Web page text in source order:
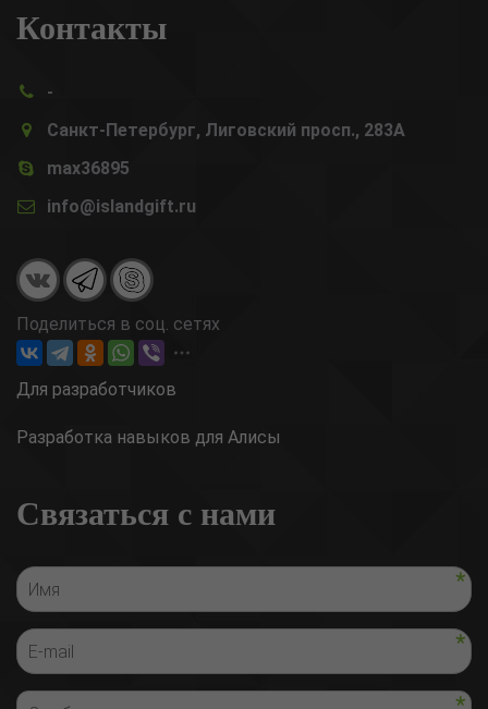
Контакты
-
Санкт-Петербург, Лиговский просп., 283А
max36895
info@islandgift.ru
Поделиться в соц. сетях
Для разработчиков
Разработка навыков для Алисы
Связаться с нами